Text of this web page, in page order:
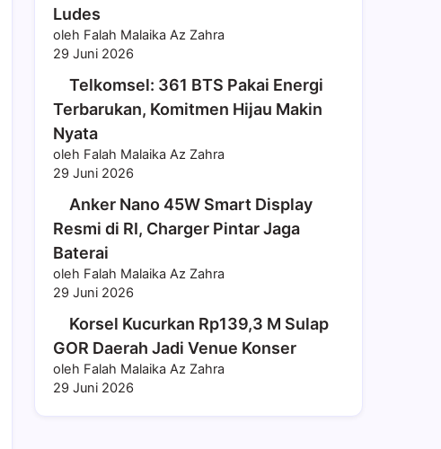
Ludes
oleh Falah Malaika Az Zahra
29 Juni 2026
Telkomsel: 361 BTS Pakai Energi
Terbarukan, Komitmen Hijau Makin
Nyata
oleh Falah Malaika Az Zahra
29 Juni 2026
Anker Nano 45W Smart Display
Resmi di RI, Charger Pintar Jaga
Baterai
oleh Falah Malaika Az Zahra
29 Juni 2026
Korsel Kucurkan Rp139,3 M Sulap
GOR Daerah Jadi Venue Konser
oleh Falah Malaika Az Zahra
29 Juni 2026